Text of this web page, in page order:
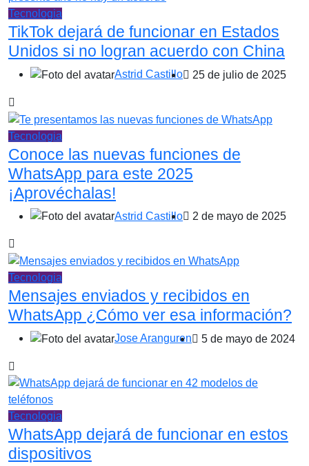
Tecnologia
TikTok dejará de funcionar en Estados
Unidos si no logran acuerdo con China
Astrid Castillo 25 de julio de 2025
Tecnologia
Conoce las nuevas funciones de
WhatsApp para este 2025
¡Aprovéchalas!
Astrid Castillo 2 de mayo de 2025
Tecnologia
Mensajes enviados y recibidos en
WhatsApp ¿Cómo ver esa información?
Jose Aranguren 5 de mayo de 2024
Tecnologia
WhatsApp dejará de funcionar en estos
dispositivos